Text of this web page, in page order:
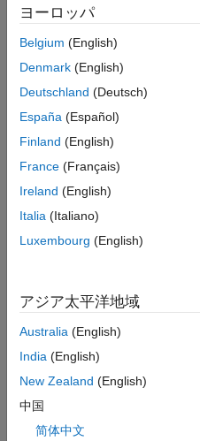
参考
Polyspace実装
Polyspace は、// で始まる
うかをチェックします。
トラブルシューティング
ルール違反を想定していても
ディング規約違反が想定どお
します。
例
//コメントでのラ
チェック情報
グループ:コメント
カテゴリ:
AGC カテゴリ:
ヨーロッパ
Belgium (English)
Denmark (English)
Deutschland (Deutsch)
España (Español)
Finland (English)
France (Français)
Ireland (English)
Italia (Italiano)
Luxembourg (English)
アジア太平洋地域
Australia (English)
India (English)
New Zealand (English)
中国
简体中文